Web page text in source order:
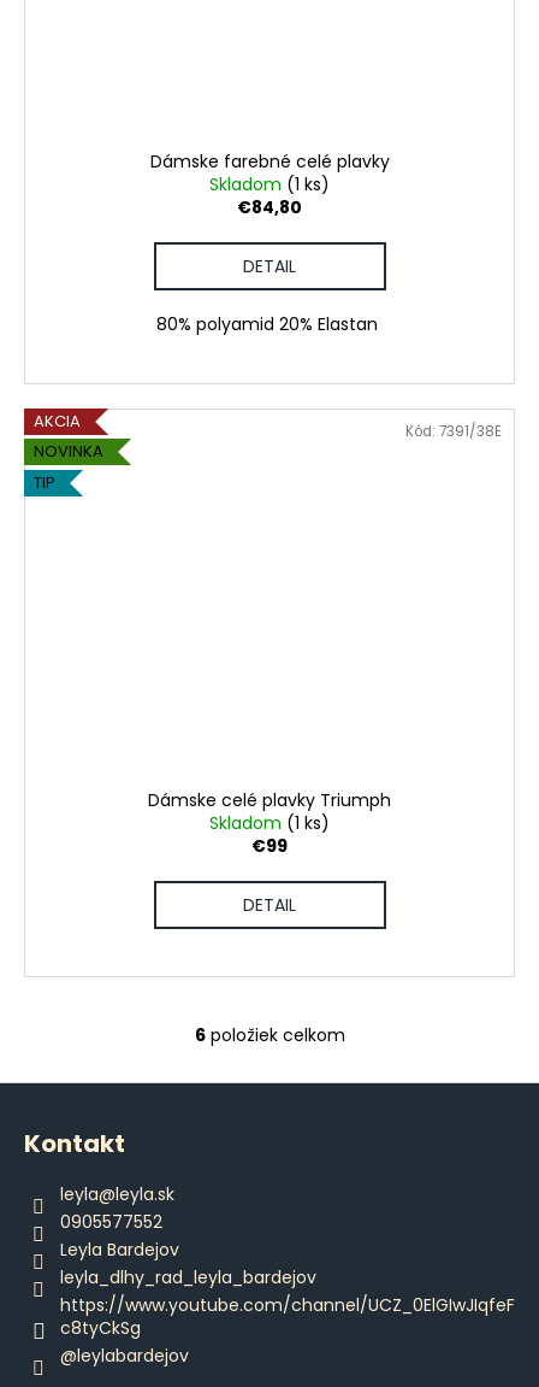
Dámske farebné celé plavky
Skladom (1 ks)
€84,80
DETAIL
80% polyamid 20% Elastan
AKCIA
NOVINKA
TIP
Dámske celé plavky Triumph
Skladom (1 ks)
€99
DETAIL
Kód: 7391/38E
O
v
p
r
6položiek celkom
Z
Kontakt
leyla@leyla.sk
0905577552
Leyla Bardejov
leyla_dlhy_rad_leyla_bardejov
https://www.youtube.com/channel/UCZ_0ElGIwJIqfeF
c8tyCkSg
@leylabardejov